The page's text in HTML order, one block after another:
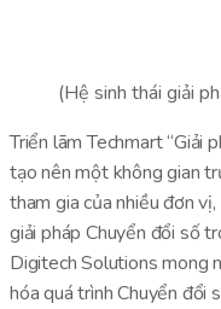
(Hệ sinh thái giải
Triển lãm Techmart “Giải
tạo nên một không gian
tham gia của nhiều đơn
giải pháp Chuyển đổi số
Digitech Solutions mong
hóa quá trình Chuyển đổi